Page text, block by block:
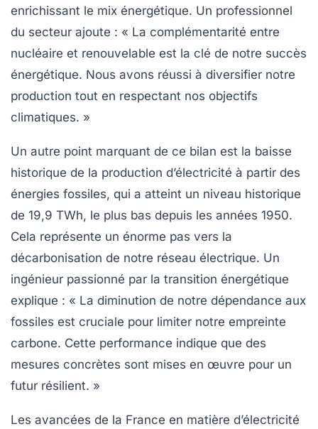
enrichissant le mix énergétique. Un professionnel
du secteur ajoute : « La complémentarité entre
nucléaire et renouvelable est la clé de notre succès
énergétique. Nous avons réussi à diversifier notre
production tout en respectant nos objectifs
climatiques. »
Un autre point marquant de ce bilan est la baisse
historique de la production d’électricité à partir des
énergies fossiles, qui a atteint un niveau historique
de 19,9 TWh, le plus bas depuis les années 1950.
Cela représente un énorme pas vers la
décarbonisation de notre réseau électrique. Un
ingénieur passionné par la transition énergétique
explique : « La diminution de notre dépendance aux
fossiles est cruciale pour limiter notre empreinte
carbone. Cette performance indique que des
mesures concrètes sont mises en œuvre pour un
futur résilient. »
Les avancées de la France en matière d’électricité